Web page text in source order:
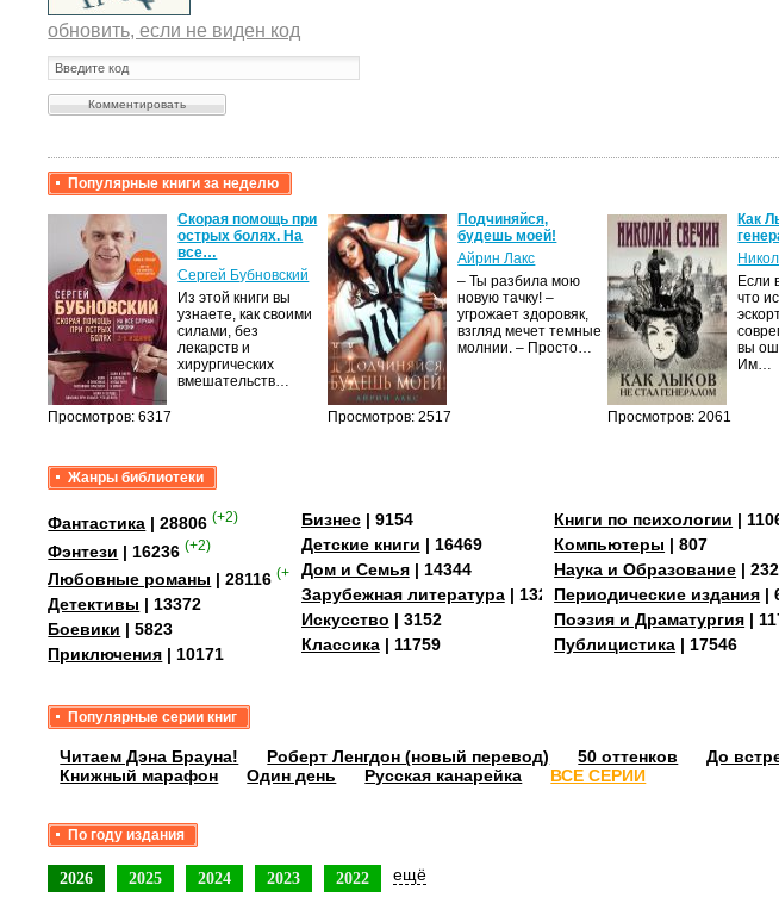
обновить, если не виден код
Популярные книги за неделю
Просмотров: 6317
Скорая помощь при
острых болях. На
все…
Сергей Бубновский
Из этой книги вы
узнаете, как своими
силами, без
лекарств и
хирургических
вмешательств…
Просмотров: 2517
Подчиняйся,
будешь моей!
Айрин Лакс
– Ты разбила мою
новую тачку! –
угрожает здоровяк,
взгляд мечет темные
молнии. – Просто…
Просмотров: 2061
Как
Если
что
вы
Им…
Жанры библиотеки
Фантастика | 28806 (+2)
Фэнтези | 16236 (+2)
Любовные романы | 28116 (+4)
Детективы | 13372
Боевики | 5823
Приключения | 10171
Бизнес| 9154
Детские книги | 16469
Дом и Семья| 14344
Зарубежная литература| 13273
Искусство | 3152
Классика| 11759
Книги по психологии |
Компьютеры | 807
Наука и Образование |
Периодические издания |
Поэзия и Драматургия |
Публицистика | 17546
Популярные серии книг
Читаем Дэна Брауна! Роберт Ленгдон (новый перевод) 50 оттенков До
Книжный марафон
Один день Русская канарейка ВСЕ СЕРИИ
По году издания
2026 2025 2024 2023 2022 ещё